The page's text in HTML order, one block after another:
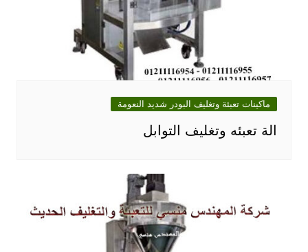
ماكينات تعبئة وتغليف البودر شديد النعومة
الة تعبئه وتغليف التوابل